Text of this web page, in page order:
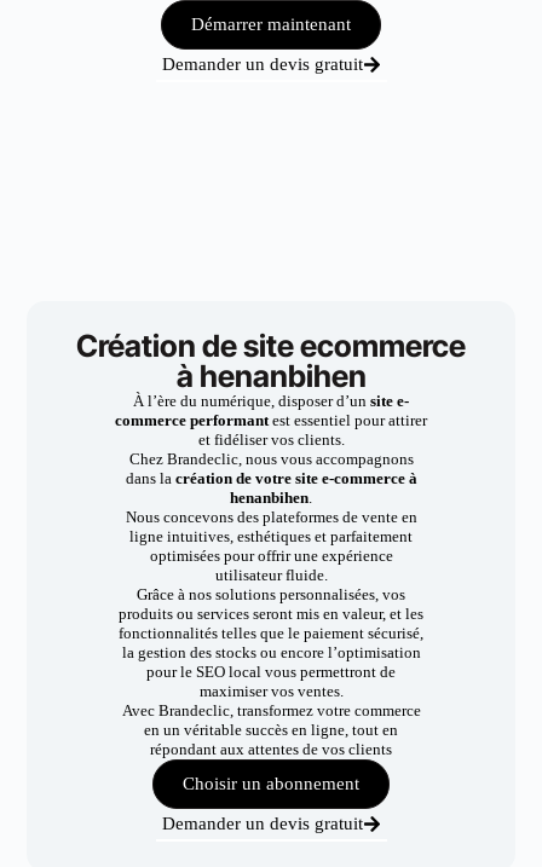
Démarrer maintenant
Demander un devis gratuit
Création de site ecommerce
à henanbihen
À l’ère du numérique, disposer d’un site e-
commerce performantest essentiel pour attirer
et fidéliser vos clients.
Chez Brandeclic, nous vous accompagnons
dans la création de votre site e-commerce à
henanbihen.
Nous concevons des plateformes de vente en
ligne intuitives, esthétiques et parfaitement
optimisées pour offrir une expérience
utilisateur fluide.
Grâce à nos solutions personnalisées, vos
produits ou services seront mis en valeur, et les
fonctionnalités telles que le paiement sécurisé,
la gestion des stocks ou encore l’optimisation
pour le SEO local vous permettront de
maximiser vos ventes.
Avec Brandeclic, transformez votre commerce
en un véritable succès en ligne, tout en
répondant aux attentes de vos clients
Choisir un abonnement
Demander un devis gratuit